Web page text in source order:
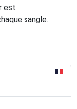
est
sangle.